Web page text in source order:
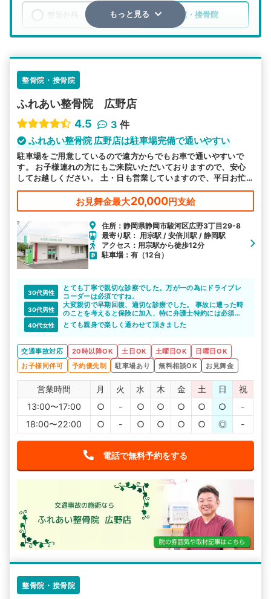
整骨院・接骨院
詳細条件で絞り込む
その他の検索方法
駅から探す 院名から探す
もっと見る
整骨院・接骨院
ふれあい整骨院 広野店
4.5
3 件
ふれあい整骨院 広野店は駐車場完備で通いやすい
駐車場をご用意しているので遠方からでもお車で通いやすいで
す。 お子様連れの方にもご来院いただいておりますので、安心
してお越しください。 土・日も営業していますので、平日お忙
しい方も通いやすい環境を整えてご来院をお待ちしております。
お見舞金最大20,000円支給
住所：静岡県静岡市駿河区広野3丁目29-8
最寄り駅： 用宗駅 / 安倍川駅 / 静岡駅
アクセス：用宗駅から徒歩12分
駐車場：有（12台）
30代男性
とても丁寧で親切な診察でした。万が一の為にドライブレ
コーダーは必須ですね。
30代男性
大変親切で早期回復、適切な診療でした。 事故に遭った時
のことを考えると保険に加入、特に弁護士特約には必須で
す。
40代女性 とても親身で楽しく通わせて頂きました
交通事故対応 20時以降OK 土日OK 土曜日OK
日曜日OK
お子様同伴可
予約優先制 駐車場あり 無料相談OK お見舞金
営業時間 月 火 水 木 金 土 日
祝
13:00〜17:00
○ - ○ ○ ○ ○ ○
-
18:00〜22:00
○ - ○ ○ ○ ○ ◎ -
電話で無料予約をする
整骨院・接骨院